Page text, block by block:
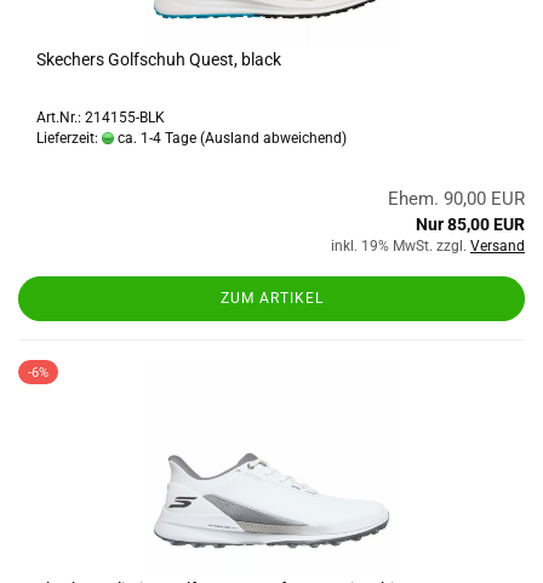
Skechers Golfschuh Quest, black
Art.Nr.: 214155-BLK
Lieferzeit:
ca. 1-4 Tage (Ausland abweichend)
Ehem. 90,00 EUR
Nur 85,00 EUR
inkl. 19% MwSt. zzgl. Versand
ZUM ARTIKEL
-6%